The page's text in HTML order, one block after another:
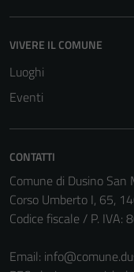
VIVERE IL COMUNE
Luoghi
Eventi
CONTATTI
Comune di Dusino San
Corso Umberto I, 65,
Codice fiscale / P.
Email: